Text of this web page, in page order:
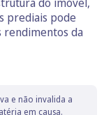
prediais pode
rendimentos da
e não invalida a
em causa.